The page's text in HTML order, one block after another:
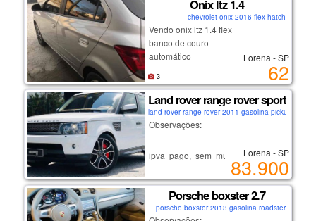
carro de não fumante.
se interessou?
ligue: (12) 9/9633/8098
falar com andré.
lorena-sp
Onix ltz 1.4
chevrolet onix 2016 flex hatch
Vendo onix ltz 1.4 flex
banco de couro
automático
Lorena - SP
62
3
Land rover range rover sport 5.0
land rover range rover 2011 gasolina pickup
Observações:
ipva pago, sem multas ou débitos.
não é carro de leilão ou sinistro!
recém revisado.
carro de não fumante.
se interessou?
Lorena - SP
83.900
Porsche boxster 2.7
porsche boxster 2013 gasolina roadster